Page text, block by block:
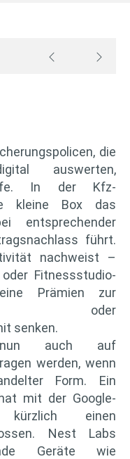
die
auswerten,
In der Kfz-
kleine Box das
entsprechender
führt.
nachweist –
Fitnessstudio-
Prämien zur
oder
senken.
auch auf
werden, wenn
Form. Ein
mit der Google-
einen
Nest Labs
Geräte wie